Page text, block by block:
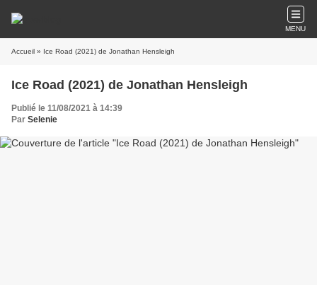
MENU
Accueil » Ice Road (2021) de Jonathan Hensleigh
Ice Road (2021) de Jonathan Hensleigh
Publié le 11/08/2021 à 14:39
Par Selenie